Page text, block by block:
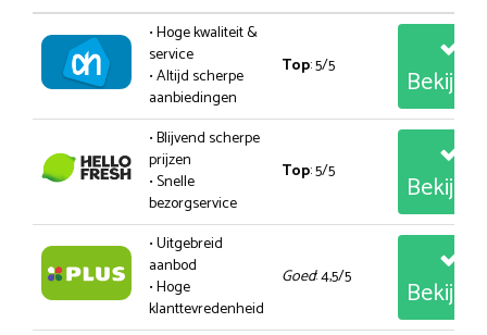
• Hoge kwaliteit &
service
• Altijd scherpe
aanbiedingen
Top: 5/5
• Blijvend scherpe
prijzen
• Snelle
bezorgservice
Top: 5/5
• Uitgebreid
aanbod
• Hoge
klanttevredenheid
Goed: 4,5/5